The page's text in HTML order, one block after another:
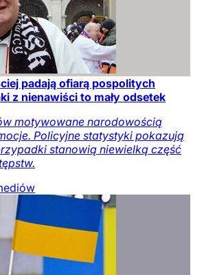
padają ofiarą pospolitych
z nienawiści to mały odsetek
motywowane narodowością
Policyjne statystyki pokazują
stanowią niewielką część